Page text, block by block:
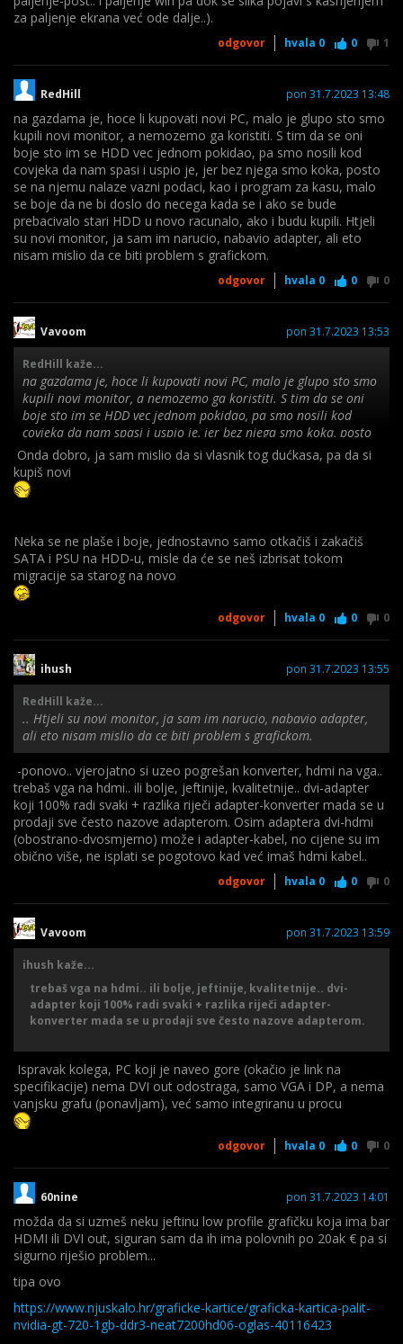
za paljenje ekrana već ode dalje..).
odgovor hvala 0 0 1
RedHill pon 31.7.2023 13:48
na gazdama je, hoce li kupovati novi PC, malo je glupo sto smo
kupili novi monitor, a nemozemo ga koristiti. S tim da se oni
boje sto im se HDD vec jednom pokidao, pa smo nosili kod
covjeka da nam spasi i uspio je, jer bez njega smo koka, posto
se na njemu nalaze vazni podaci, kao i program za kasu, malo
se boje da ne bi doslo do necega kada se i ako se bude
prebacivalo stari HDD u novo racunalo, ako i budu kupili. Htjeli
su novi monitor, ja sam im narucio, nabavio adapter, ali eto
nisam mislio da ce biti problem s grafickom.
odgovor hvala 0 0 0
Vavoom pon 31.7.2023 13:53
RedHill kaže...
na gazdama je, hoce li kupovati novi PC, malo je glupo sto smo
kupili novi monitor, a nemozemo ga koristiti. S tim da se oni
boje sto im se HDD vec jednom pokidao, pa smo nosili kod
covjeka da nam spasi i uspio je, jer bez njega smo koka, posto
se na njemu nalaze vazni podaci, kao i program za kasu, malo
se boje da ne bi doslo do necega kada se i ako se bude
prebacivalo stari HDD u novo racunalo, ako i budu kupili.
Htjeli su novi monitor, ja sam im narucio, nabavio adapter, ali
Onda dobro, ja sam mislio da si vlasnik tog dućkasa, pa da si
kupiš novi
Neka se ne plaše i boje, jednostavno samo otkačiš i zakačiš
SATA i PSU na HDD-u, misle da će se neš izbrisat tokom
migracije sa starog na novo
odgovor hvala 0 0 0
ihush pon 31.7.2023 13:55
RedHill kaže...
.. Htjeli su novi monitor, ja sam im narucio, nabavio adapter,
ali eto nisam mislio da ce biti problem s grafickom.
-ponovo.. vjerojatno si uzeo pogrešan konverter, hdmi na vga..
trebaš vga na hdmi.. ili bolje, jeftinije, kvalitetnije.. dvi-adapter
koji 100% radi svaki + razlika riječi adapter-konverter mada se u
prodaji sve često nazove adapterom. Osim adaptera dvi-hdmi
(obostrano-dvosmjerno) može i adapter-kabel, no cijene su im
obično više, ne isplati se pogotovo kad već imaš hdmi kabel..
odgovor hvala 0 0 0
Vavoom pon 31.7.2023 13:59
ihush kaže...
trebaš vga na hdmi.. ili bolje, jeftinije, kvalitetnije.. dvi-
adapter koji 100% radi svaki + razlika riječi adapter-
konverter mada se u prodaji sve često nazove adapterom.
Ispravak kolega, PC koji je naveo gore (okačio je link na
specifikacije) nema DVI out odostraga, samo VGA i DP, a nema
vanjsku grafu (ponavljam), već samo integriranu u procu
odgovor hvala 0 0 0
60nine pon 31.7.2023 14:01
možda da si uzmeš neku jeftinu low profile grafičku koja ima bar
HDMI ili DVI out, siguran sam da ih ima polovnih po 20ak € pa si
sigurno riješio problem...
tipa ovo
https://www.njuskalo.hr/graficke-kartice/graficka-kartica-palit-
nvidia-gt-720-1gb-ddr3-neat7200hd06-oglas-40116423